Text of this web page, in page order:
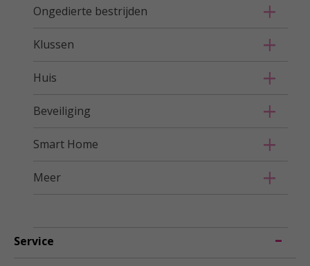
Ongedierte bestrijden
Klussen
Huis
Beveiliging
Smart Home
Meer
Service